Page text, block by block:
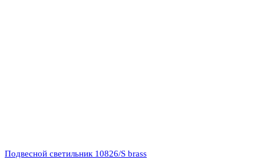
Подвесной светильник 10826/S brass